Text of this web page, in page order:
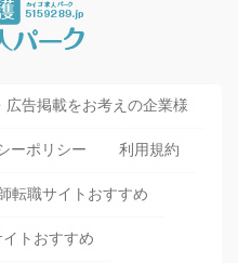
広告掲載をお考えの企業様
ーポリシー 利用規約
転職サイトおすすめ
トおすすめ